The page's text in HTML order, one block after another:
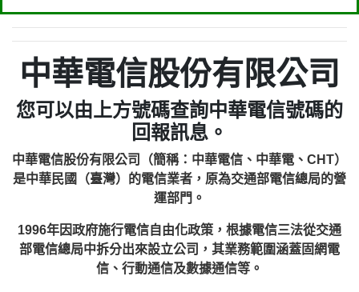
中華電信股份有限公司
您可以由上方號碼查詢中華電信號碼的
回報訊息。
中華電信股份有限公司（簡稱：中華電信、中華電、CHT）
是中華民國（臺灣）的電信業者，原為交通部電信總局的營
運部門。
1996年因政府施行電信自由化政策，根據電信三法從交通
部電信總局中拆分出來設立公司，其業務範圍涵蓋固網電
信、行動通信及數據通信等。